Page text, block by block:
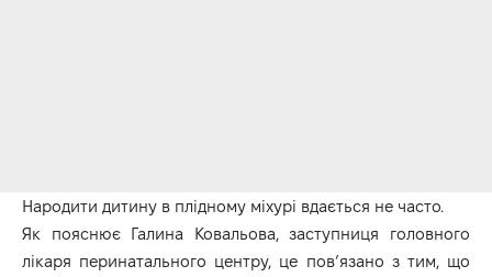
Народити дитину в плідному міхурі вдається не часто.
Як пояснює Галина Ковальова, заступниця головного
лікаря перинатального центру, це пов’язано з тим, що